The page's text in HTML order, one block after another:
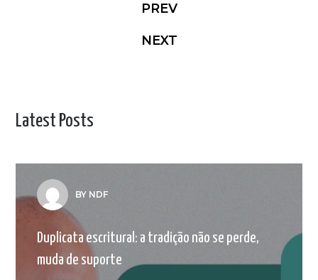
PREV
NEXT
Latest Posts
BY NDF
Duplicata escritural: a tradição não se perde,
muda de suporte